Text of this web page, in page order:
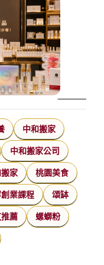
中和搬家
中和搬家公司
家 桃園美食
業課程 頌缽
薦 螺螄粉